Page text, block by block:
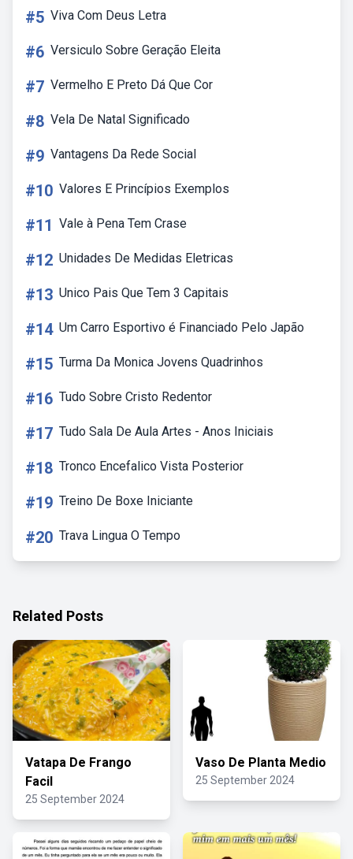
#5 Viva Com Deus Letra
#6 Versiculo Sobre Geração Eleita
#7 Vermelho E Preto Dá Que Cor
#8 Vela De Natal Significado
#9 Vantagens Da Rede Social
#10 Valores E Princípios Exemplos
#11 Vale à Pena Tem Crase
#12 Unidades De Medidas Eletricas
#13 Unico Pais Que Tem 3 Capitais
#14 Um Carro Esportivo é Financiado Pelo Japão
#15 Turma Da Monica Jovens Quadrinhos
#16 Tudo Sobre Cristo Redentor
#17 Tudo Sala De Aula Artes - Anos Iniciais
#18 Tronco Encefalico Vista Posterior
#19 Treino De Boxe Iniciante
#20 Trava Lingua O Tempo
Related Posts
Vatapa De Frango
Facil
25 September 2024
Vaso De Planta Medio
25 September 2024